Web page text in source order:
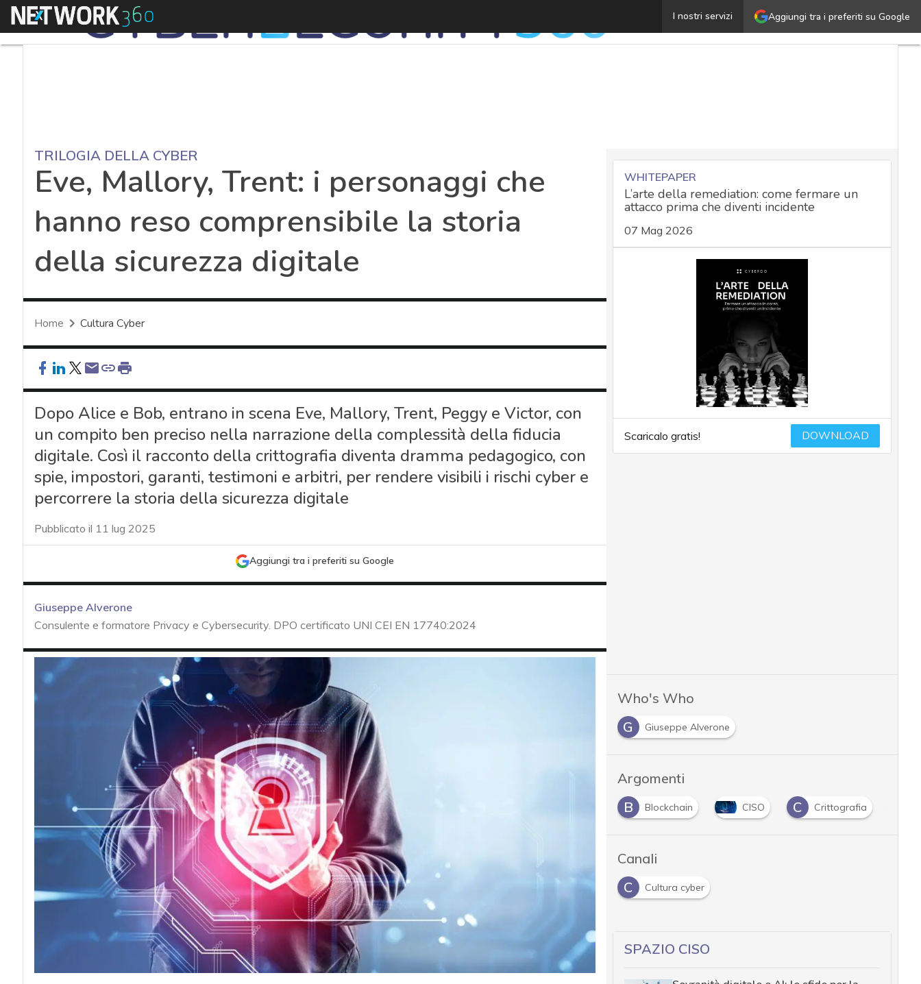
Aggiungi tra i preferiti su Google
I nostri servizi
Menu Eve, Mallory, Trent: i personaggi che hanno reso
TRILOGIA DELLA CYBER
Eve, Mallory, Trent: i personaggi che
hanno reso comprensibile la storia
della sicurezza digitale
Home Cultura Cyber
Dopo Alice e Bob, entrano in scena Eve, Mallory, Trent, Peggy e Victor, con
un compito ben preciso nella narrazione della complessità della fiducia
digitale. Così il racconto della crittografia diventa dramma pedagogico, con
spie, impostori, garanti, testimoni e arbitri, per rendere visibili i rischi cyber e
percorrere la storia della sicurezza digitale
Pubblicato il 11 lug 2025
Aggiungi tra i preferiti su Google
Giuseppe Alverone
Consulente e formatore Privacy e Cybersecurity. DPO certificato UNI CEI EN 17740:2024
WHITEPAPER
L’arte della remediation: come fermare un
attacco prima che diventi incidente
07 Mag 2026
Scaricalo gratis! DOWNLOAD
Who's Who
G
Giuseppe Alverone
Argomenti
Blockchain CISO C Crittografia C Cyber
Canali
C
Cultura cyber
SPAZIO CISO